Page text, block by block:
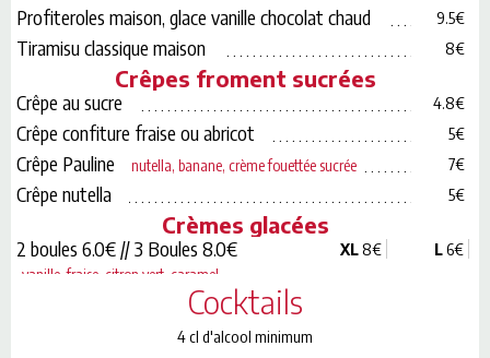
9.5€
Profiteroles maison, glace vanille chocolat chaud
8€
Tiramisu classique maison
Crêpes froment sucrées
4.8€
Crêpe au sucre
5€
Crêpe confiture fraise ou abricot
7€
Crêpe Pauline nutella, banane, crème fouettée sucrée
5€
Crêpe nutella
Crèmes glacées
L6€
XL8€
2 boules 6.0€ // 3 Boules 8.0€
vanille, fraise, citron vert, caramel,
chocolat, café, rhum raisin : 2 boules = xl et
Cocktails
4 cl d'alcool minimum